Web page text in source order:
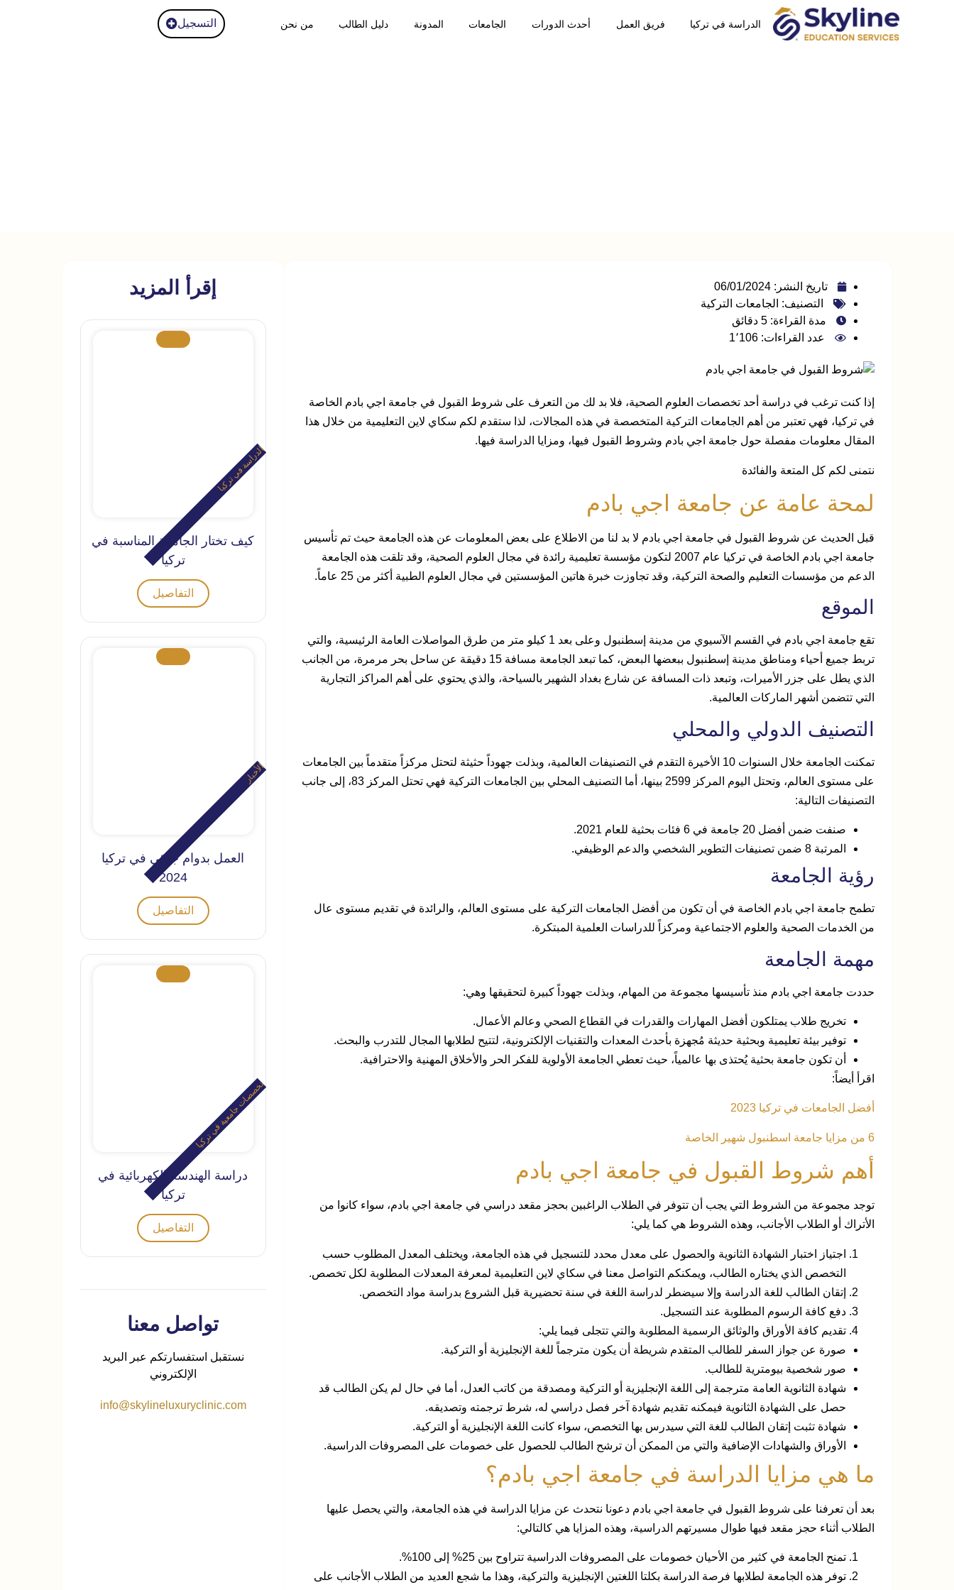
الدراسة في تركيا فريق العمل أحدث الدورات الجامعات المدونة دليل الطالب من نحن التسجيل
تاريخ النشر: 06/01/2024
التصنيف: الجامعات التركية
مدة القراءة: 5 دقائق
عدد القراءات: 1٬106
إذا كنت ترغب في دراسة أحد تخصصات العلوم الصحية، فلا بد لك من التعرف على شروط القبول في جامعة اجي بادم الخاصة
في تركيا، فهي تعتبر من أهم الجامعات التركية المتخصصة في هذه المجالات، لذا ستقدم لكم سكاي لاين التعليمية من خلال هذا
المقال معلومات مفصلة حول جامعة اجي بادم وشروط القبول فيها، ومزايا الدراسة فيها.
نتمنى لكم كل المتعة والفائدة
لمحة عامة عن جامعة اجي بادم
قبل الحديث عن شروط القبول في جامعة اجي بادم لا بد لنا من الاطلاع على بعض المعلومات عن هذه الجامعة حيث تم تأسيس
جامعة اجي بادم الخاصة في تركيا عام 2007 لتكون مؤسسة تعليمية رائدة في مجال العلوم الصحية، وقد تلقت هذه الجامعة
الدعم من مؤسسات التعليم والصحة التركية، وقد تجاوزت خبرة هاتين المؤسستين في مجال العلوم الطبية أكثر من 25 عاماً.
الموقع
تقع جامعة اجي بادم في القسم الآسيوي من مدينة إسطنبول وعلى بعد 1 كيلو متر من طرق المواصلات العامة الرئيسية، والتي
تربط جميع أحياء ومناطق مدينة إسطنبول ببعضها البعض، كما تبعد الجامعة مسافة 15 دقيقة عن ساحل بحر مرمرة، من الجانب
الذي يطل على جزر الأميرات، وتبعد ذات المسافة عن شارع بغداد الشهير بالسياحة، والذي يحتوي على أهم المراكز التجارية
التي تتضمن أشهر الماركات العالمية.
التصنيف الدولي والمحلي
تمكنت الجامعة خلال السنوات 10 الأخيرة التقدم في التصنيفات العالمية، وبذلت جهوداً حثيثة لتحتل مركزاً متقدماً بين الجامعات
على مستوى العالم، وتحتل اليوم المركز 2599 بينها، أما التصنيف المحلي بين الجامعات التركية فهي تحتل المركز 83، إلى جانب
التصنيفات التالية:
صنفت ضمن أفضل 20 جامعة في 6 فئات بحثية للعام 2021.
المرتبة 8 ضمن تصنيفات التطوير الشخصي والدعم الوظيفي.
رؤية الجامعة
تطمح جامعة اجي بادم الخاصة في أن تكون من أفضل الجامعات التركية على مستوى العالم، والرائدة في تقديم مستوى عال
من الخدمات الصحية والعلوم الاجتماعية ومركزاً للدراسات العلمية المبتكرة.
مهمة الجامعة
حددت جامعة اجي بادم منذ تأسيسها مجموعة من المهام، وبذلت جهوداً كبيرة لتحقيقها وهي:
تخريج طلاب يمتلكون أفضل المهارات والقدرات في القطاع الصحي وعالم الأعمال.
توفير بيئة تعليمية وبحثية حديثة مُجهزة بأحدث المعدات والتقنيات الإلكترونية، لتتيح لطلابها المجال للتدرب والبحث.
أن تكون جامعة بحثية يُحتذى بها عالمياً، حيث تعطي الجامعة الأولوية للفكر الحر والأخلاق المهنية والاحترافية.
اقرأ أيضاً:
أفضل الجامعات في تركيا 2023
6 من مزايا جامعة اسطنبول شهير الخاصة
أهم شروط القبول في جامعة اجي بادم
توجد مجموعة من الشروط التي يجب أن تتوفر في الطلاب الراغبين بحجز مقعد دراسي في جامعة اجي بادم، سواء كانوا من
الأتراك أو الطلاب الأجانب، وهذه الشروط هي كما يلي:
اجتياز اختبار الشهادة الثانوية والحصول على معدل محدد للتسجيل في هذه الجامعة، ويختلف المعدل المطلوب حسب
التخصص الذي يختاره الطالب، ويمكنكم التواصل معنا في سكاي لاين التعليمية لمعرفة المعدلات المطلوبة لكل تخصص.
إتقان الطالب للغة الدراسة وإلا سيضطر لدراسة اللغة في سنة تحضيرية قبل الشروع بدراسة مواد التخصص.
دفع كافة الرسوم المطلوبة عند التسجيل.
تقديم كافة الأوراق والوثائق الرسمية المطلوبة والتي تتجلى فيما يلي:
صورة عن جواز السفر للطالب المتقدم شريطة أن يكون مترجماً للغة الإنجليزية أو التركية.
صور شخصية بيومترية للطالب.
شهادة الثانوية العامة مترجمة إلى اللغة الإنجليزية أو التركية ومصدقة من كاتب العدل، أما في حال لم يكن الطالب قد
حصل على الشهادة الثانوية فيمكنه تقديم شهادة آخر فصل دراسي له، شرط ترجمته وتصديقه.
شهادة تثبت إتقان الطالب للغة التي سيدرس بها التخصص، سواء كانت اللغة الإنجليزية أو التركية.
الأوراق والشهادات الإضافية والتي من الممكن أن ترشح الطالب للحصول على خصومات على المصروفات الدراسية.
ما هي مزايا الدراسة في جامعة اجي بادم؟
بعد أن تعرفنا على شروط القبول في جامعة اجي بادم دعونا نتحدث عن مزايا الدراسة في هذه الجامعة، والتي يحصل عليها
الطلاب أثناء حجز مقعد فيها طوال مسيرتهم الدراسية، وهذه المزايا هي كالتالي:
تمنح الجامعة في كثير من الأحيان خصومات على المصروفات الدراسية تتراوح بين 25% إلى 100%.
توفر هذه الجامعة لطلابها فرصة الدراسة بكلتا اللغتين الإنجليزية والتركية، وهذا ما شجع العديد من الطلاب الأجانب على
إقرأ المزيد
الدراسة في تركيا
كيف تختار الجامعة المناسبة في
تركيا
التفاصيل
الأخبار
العمل بدوام جزئي في تركيا
2024
التفاصيل
تخصصات جامعية في تركيا
دراسة الهندسة الكهربائية في
تركيا
التفاصيل
تواصل معنا
نستقبل استفسارتكم عبر البريد
الإلكتروني
info@skylineluxuryclinic.com